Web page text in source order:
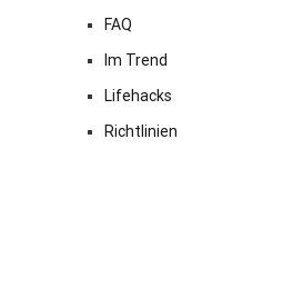
FAQ
Im Trend
Lifehacks
Richtlinien